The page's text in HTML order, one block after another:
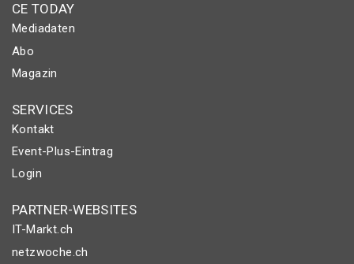
CE TODAY
Mediadaten
Abo
Magazin
SERVICES
Kontakt
Event-Plus-Eintrag
Login
PARTNER-WEBSITES
IT-Markt.ch
netzwoche.ch